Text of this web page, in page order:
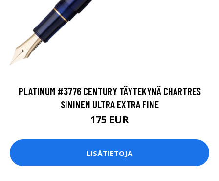
PLATINUM #3776 CENTURY TÄYTEKYNÄ CHARTRES
SININEN ULTRA EXTRA FINE
175 EUR
LISÄTIETOJA